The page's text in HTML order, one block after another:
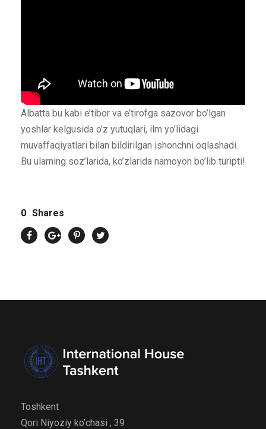
Albatta bu kabi e’tibor va e’tirofga sazovor bo’lgan
yoshlar kelgusida o’z yutuqlari, ilm yo’lidagi
muvaffaqiyatlari bilan bildirilgan ishonchni oqlashadi.
Bu ularning soz’larida, ko’zlarida namoyon bo’lib turipti!
0 Shares
Toshkent
Qori Niyoziy ko’chasi , 39